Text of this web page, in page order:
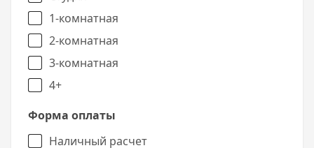
1-комнатная
2-комнатная
3-комнатная
4+
Форма оплаты
Наличный расчет